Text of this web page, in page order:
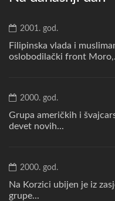
2001. god.
Filipinska vlada i
oslobodilački front
2000. god.
Grupa američkih i
devet novih...
2000. god.
Na Korzici ubijen je iz
grupe...